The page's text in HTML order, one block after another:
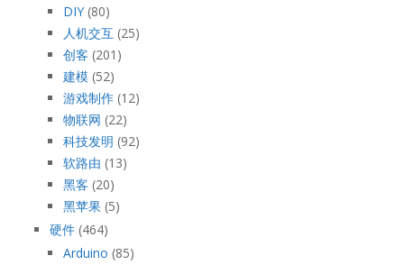
DIY (80)
人机交互 (25)
创客 (201)
建模 (52)
游戏制作 (12)
物联网 (22)
科技发明 (92)
软路由 (13)
黑客 (20)
黑苹果 (5)
硬件 (464)
Arduino (85)